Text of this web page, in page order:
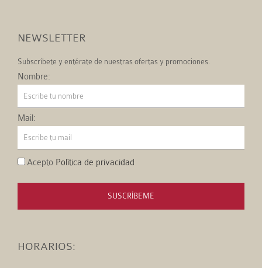
NEWSLETTER
Subscríbete y entérate de nuestras ofertas y promociones.
Nombre:
Mail:
Acepto Política de privacidad
SUSCRÍBEME
HORARIOS: